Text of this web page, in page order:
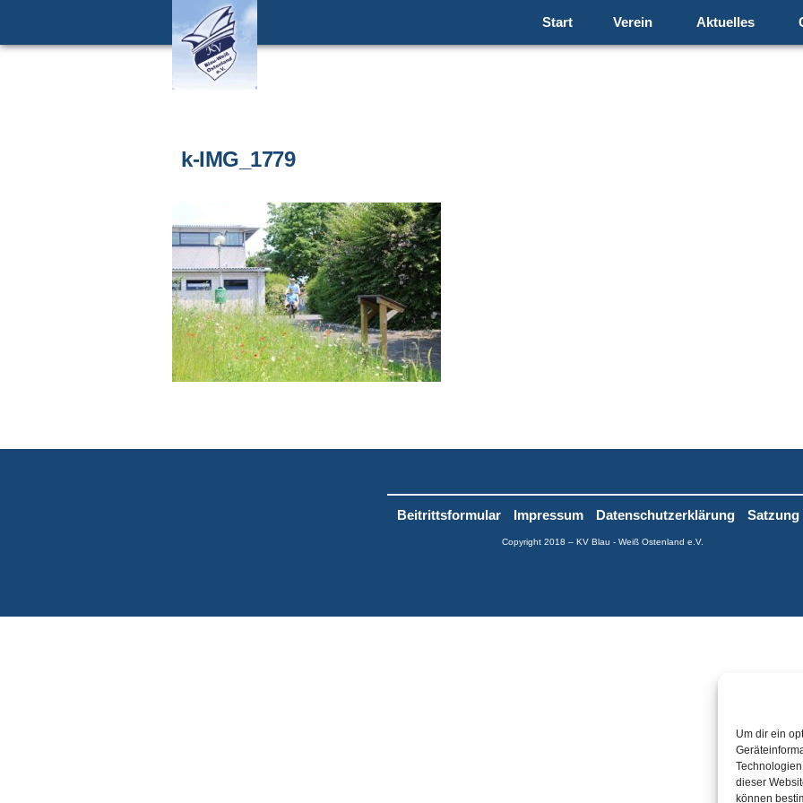
Um dir ein
dieser
können
Start Verein Aktuelles
k-IMG_1779
Beitrittsformular Impressum Datenschutzerklärung Satzung
Copyright 2018 – KV Blau - Weiß Ostenland e.V.